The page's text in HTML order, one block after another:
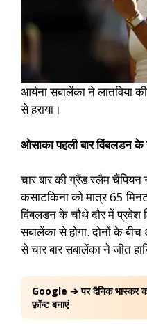
आर्यना सबालेंका ने लातविया
से हराया।
ओसाका पहली बार विंबलडन के
चार बार की ग्रैंड स्लैम चैंपियन
कसाटकिना को मात्र 65
विंबलडन के चौथे दौर में
सबालेंका से होगा. दोनों के
से चार बार सबालेंका ने जीत
Google ➔ पर दैनिक भास्कर
फ़ॉन्ट बनाएं